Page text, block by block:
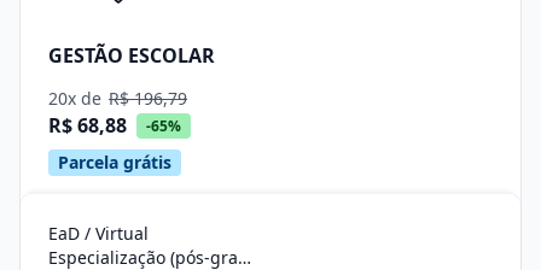
GESTÃO ESCOLAR
20x de R$ 196,79
R$ 68,88 -65%
Parcela grátis
EaD / Virtual
Especialização (pós-graduação)